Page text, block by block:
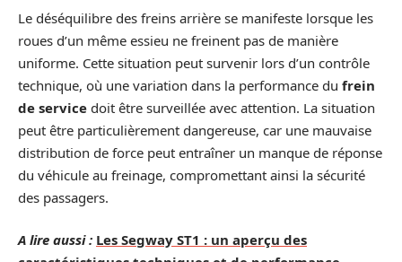
Le déséquilibre des freins arrière se manifeste lorsque les
roues d’un même essieu ne freinent pas de manière
uniforme. Cette situation peut survenir lors d’un contrôle
technique, où une variation dans la performance du frein
de service doit être surveillée avec attention. La situation
peut être particulièrement dangereuse, car une mauvaise
distribution de force peut entraîner un manque de réponse
du véhicule au freinage, compromettant ainsi la sécurité
des passagers.
A lire aussi : Les Segway ST1 : un aperçu des